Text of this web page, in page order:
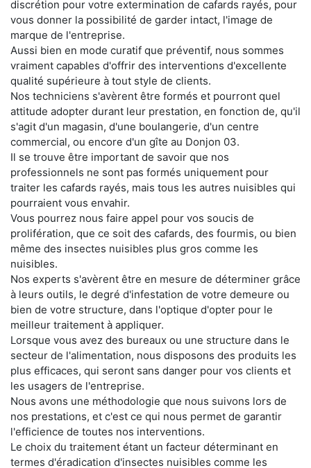
discrétion pour votre extermination de cafards rayés, pour
vous donner la possibilité de garder intact, l'image de
marque de l'entreprise.
Aussi bien en mode curatif que préventif, nous sommes
vraiment capables d'offrir des interventions d'excellente
qualité supérieure à tout style de clients.
Nos techniciens s'avèrent être formés et pourront quel
attitude adopter durant leur prestation, en fonction de, qu'il
s'agit d'un magasin, d'une boulangerie, d'un centre
commercial, ou encore d'un gîte au Donjon 03.
Il se trouve être important de savoir que nos
professionnels ne sont pas formés uniquement pour
traiter les cafards rayés, mais tous les autres nuisibles qui
pourraient vous envahir.
Vous pourrez nous faire appel pour vos soucis de
prolifération, que ce soit des cafards, des fourmis, ou bien
même des insectes nuisibles plus gros comme les
nuisibles.
Nos experts s'avèrent être en mesure de déterminer grâce
à leurs outils, le degré d'infestation de votre demeure ou
bien de votre structure, dans l'optique d'opter pour le
meilleur traitement à appliquer.
Lorsque vous avez des bureaux ou une structure dans le
secteur de l'alimentation, nous disposons des produits les
plus efficaces, qui seront sans danger pour vos clients et
les usagers de l'entreprise.
Nous avons une méthodologie que nous suivons lors de
nos prestations, et c'est ce qui nous permet de garantir
l'efficience de toutes nos interventions.
Le choix du traitement étant un facteur déterminant en
termes d'éradication d'insectes nuisibles comme les